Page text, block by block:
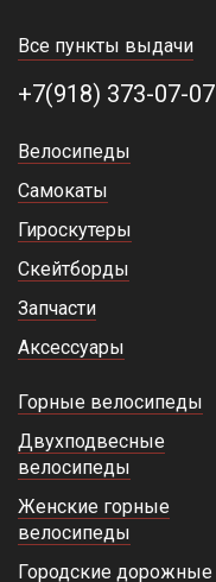
Все пункты выдачи
+7(918) 373-07-07
Велосипеды
Самокаты
Гироскутеры
Скейтборды
Запчасти
Аксессуары
Горные велосипеды
Двухподвесные
велосипеды
Женские горные
велосипеды
Городские дорожные